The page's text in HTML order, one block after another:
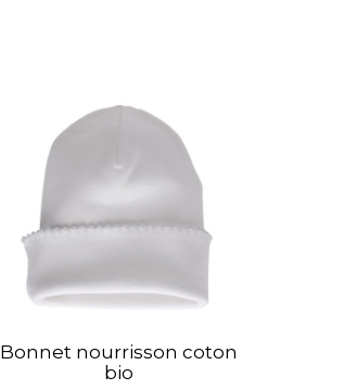
Bonnet nourrisson coton
bio